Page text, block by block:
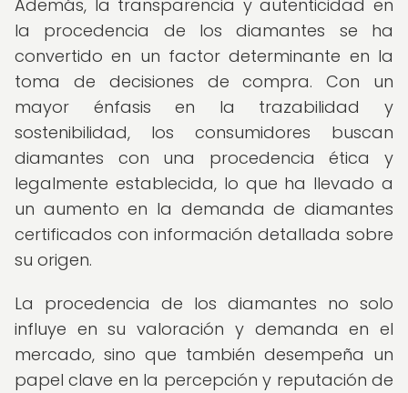
Además, la transparencia y autenticidad en
la procedencia de los diamantes se ha
convertido en un factor determinante en la
toma de decisiones de compra. Con un
mayor énfasis en la trazabilidad y
sostenibilidad, los consumidores buscan
diamantes con una procedencia ética y
legalmente establecida, lo que ha llevado a
un aumento en la demanda de diamantes
certificados con información detallada sobre
su origen.
La procedencia de los diamantes no solo
influye en su valoración y demanda en el
mercado, sino que también desempeña un
papel clave en la percepción y reputación de